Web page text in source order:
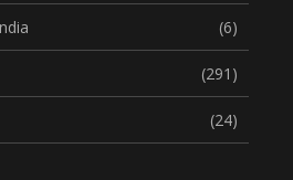
(6)
(291)
(24)